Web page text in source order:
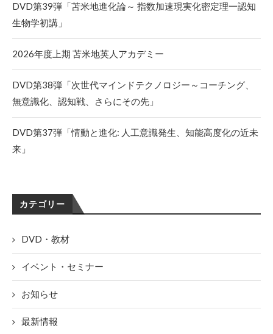
DVD第39弾「苫米地進化論～ 指数加速現実化密定理一認知
生物学初講」
2026年度上期 苫米地英人アカデミー
DVD第38弾「次世代マインドテクノロジー～コーチング、
無意識化、認知戦、さらにその先」
DVD第37弾「情動と進化: 人工意識発生、知能高度化の近未
来」
カテゴリー
DVD・教材
イベント・セミナー
お知らせ
最新情報